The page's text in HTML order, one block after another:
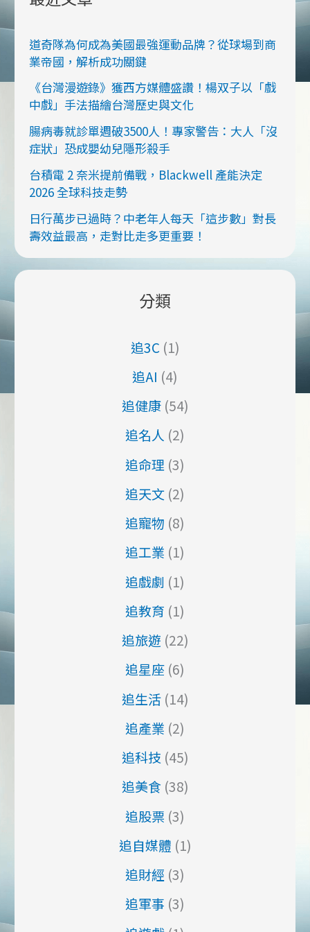
道奇隊為何成為美國最強運動品牌？從球場到商
業帝國，解析成功關鍵
《台灣漫遊錄》獲西方媒體盛讚！楊双子以「戲
中戲」手法描繪台灣歷史與文化
腸病毒就診單週破3500人！專家警告：大人「沒
症狀」恐成嬰幼兒隱形殺手
台積電 2 奈米提前備戰，Blackwell 產能決定
2026 全球科技走勢
日行萬步已過時？中老年人每天「這步數」對長
壽效益最高，走對比走多更重要！
分類
追3C (1)
追AI (4)
追健康(54)
追名人 (2)
追命理 (3)
追天文 (2)
追寵物 (8)
追工業 (1)
追戲劇 (1)
追教育 (1)
追旅遊 (22)
追星座 (6)
追生活(14)
追產業 (2)
追科技 (45)
追美食 (38)
追股票 (3)
追自媒體 (1)
追財經 (3)
追軍事 (3)